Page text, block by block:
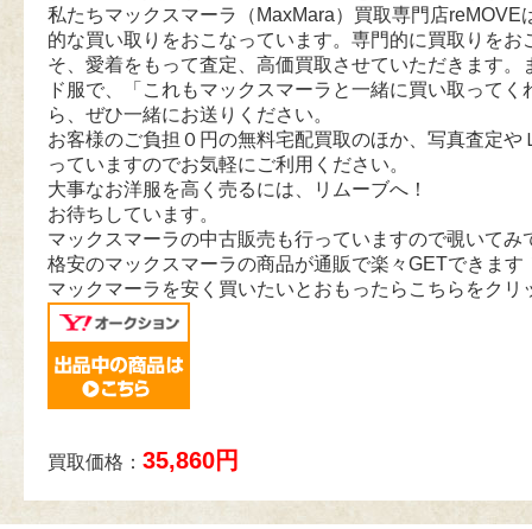
私たちマックスマーラ（MaxMara）買取専門店reMOVE
的な買い取りをおこなっています。専門的に買取りをお
そ、愛着をもって査定、高価買取させていただきます。
ド服で、「これもマックスマーラと一緒に買い取ってく
ら、ぜひ一緒にお送りください。
お客様のご負担０円の無料宅配買取のほか、写真査定や
っていますのでお気軽にご利用ください。
大事なお洋服を高く売るには、リムーブへ！
お待ちしています。
マックスマーラの中古販売も行っていますので覗いてみ
格安のマックスマーラの商品が通販で楽々GETできます
マックマーラを安く買いたいとおもったらこちらをクリ
買取価格： 35,860円